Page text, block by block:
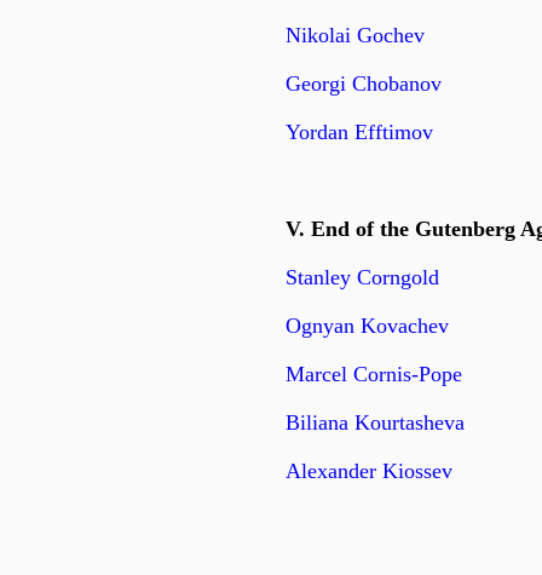
Nikolai Gochev
Georgi Chobanov
Yordan Efftimov
V. End of the Gutenberg
Stanley Corngold
Ognyan Kovachev
Marcel Cornis-Pope
Biliana Kourtasheva
Alexander Kiossev